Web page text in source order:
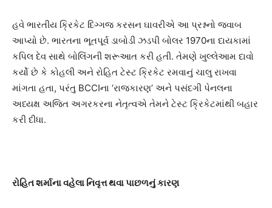
હવે ભારતીય ક્રિકેટ દિગ્ગજ કરસન ઘાવરીએ આ પ્રશ્નનો જવાબ
આપ્યો છે. ભારતના ભૂતપૂર્વ ડાબોડી ઝડપી બોલર 1970ના દાયકામાં
કપિલ દેવ સાથે બોલિંગની શરૂઆત કરી હતી. તેમણે ખુલ્લેઆમ દાવો
કર્યો છે કે કોહલી અને રોહિત ટેસ્ટ ક્રિકેટ રમવાનું ચાલુ રાખવા
માંગતા હતા, પરંતુ BCCIના ‘રાજકારણ’ અને પસંદગી પેનલના
અધ્યક્ષ અજિત અગરકરના નેતૃત્વએ તેમને ટેસ્ટ ક્રિકેટમાંથી બહાર
કરી દીધા.
રોહિત શર્માના વહેલા નિવૃત્ત થવા પાછળનું કારણ